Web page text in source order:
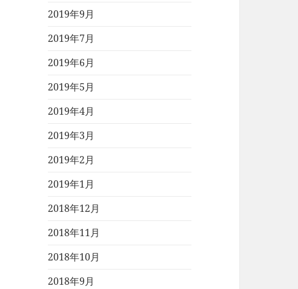
2019年9月
2019年7月
2019年6月
2019年5月
2019年4月
2019年3月
2019年2月
2019年1月
2018年12月
2018年11月
2018年10月
2018年9月